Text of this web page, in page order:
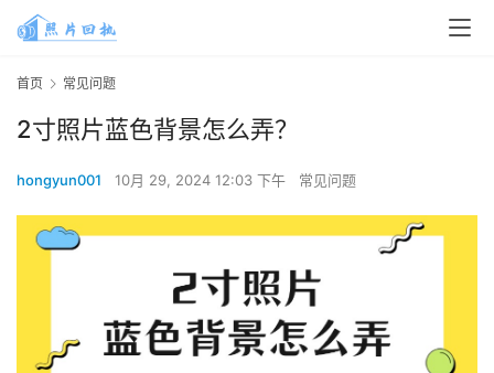
首页 常见问题
2寸照片蓝色背景怎么弄？
hongyun001 10月 29, 2024 12:03 下午 常见问题